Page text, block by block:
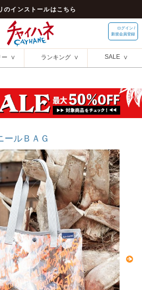
のインストールはこちら
ログイン /
新規会員登録
ー ランキング SALE
ールＢＡＧ